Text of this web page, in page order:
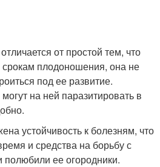
от простой тем, что
плодоношения, она не
под ее развитие.
на ней паразитировать в
устойчивость к болезням, что
и средства на борьбу с
полюбили ее огородники.